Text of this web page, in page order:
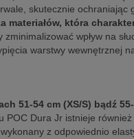
skutecznie ochraniając
materiałów, która
wpływ na
warstwy wewnętrznej
51-54 cm (XS/S) bądź
POC Dura Jr istnieje
z odpowiednio